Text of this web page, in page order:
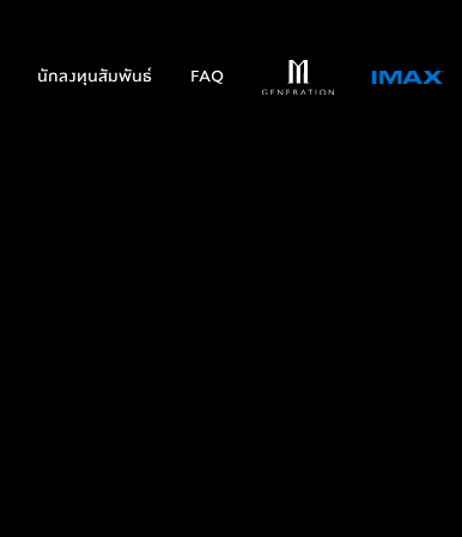
นักลงทุนสัมพันธ์ FAQ